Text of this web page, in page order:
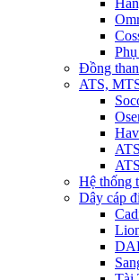
Đồng
ATS,
Hệ thống
Dây cáp